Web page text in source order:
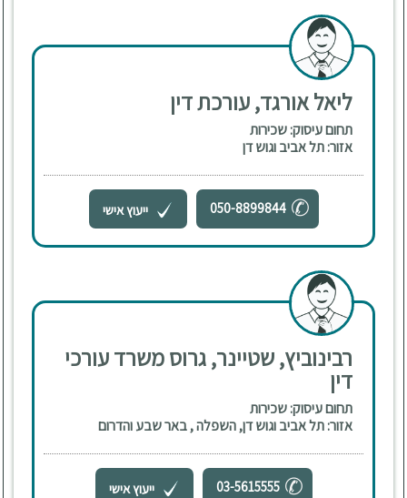
ליאל אורגד, עורכת דין
תחום עיסוק: שכירות
אזור: תל אביב וגוש דן
050-8899844 ייעוץ אישי
רבינוביץ, שטיינר, גרוס משרד עורכי
דין
תחום עיסוק: שכירות
אזור: תל אביב וגוש דן, השפלה , באר שבע והדרום
03-5615555 ייעוץ אישי